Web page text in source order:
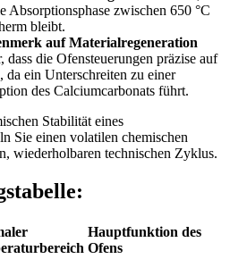
Absorptionsphase zwischen 650 °C
bleibt.
auf Materialregeneration
dass die Ofensteuerungen präzise auf
da ein Unterschreiten zu einer
des Calciumcarbonats führt.
Stabilität eines
Sie einen volatilen chemischen
wiederholbaren technischen Zyklus.
Hauptfunktion des
Ofens